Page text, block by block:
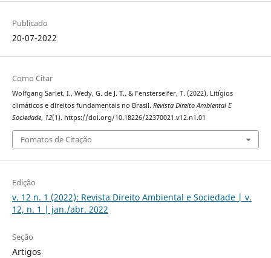
Publicado
20-07-2022
Como Citar
Wolfgang Sarlet, I., Wedy, G. de J. T., & Fensterseifer, T. (2022). Litígios
climáticos e direitos fundamentais no Brasil. Revista Direito Ambiental E
Sociedade, 12(1). https://doi.org/10.18226/22370021.v12.n1.01
Fomatos de Citação
Edição
v. 12 n. 1 (2022): Revista Direito Ambiental e Sociedade | v.
12, n. 1 | jan./abr. 2022
Seção
Artigos